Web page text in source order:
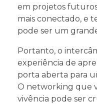
em projetos
mais conectado, e
pode ser um
Portanto, o
experiência de
porta aberta para
O networking que
vivência pode ser